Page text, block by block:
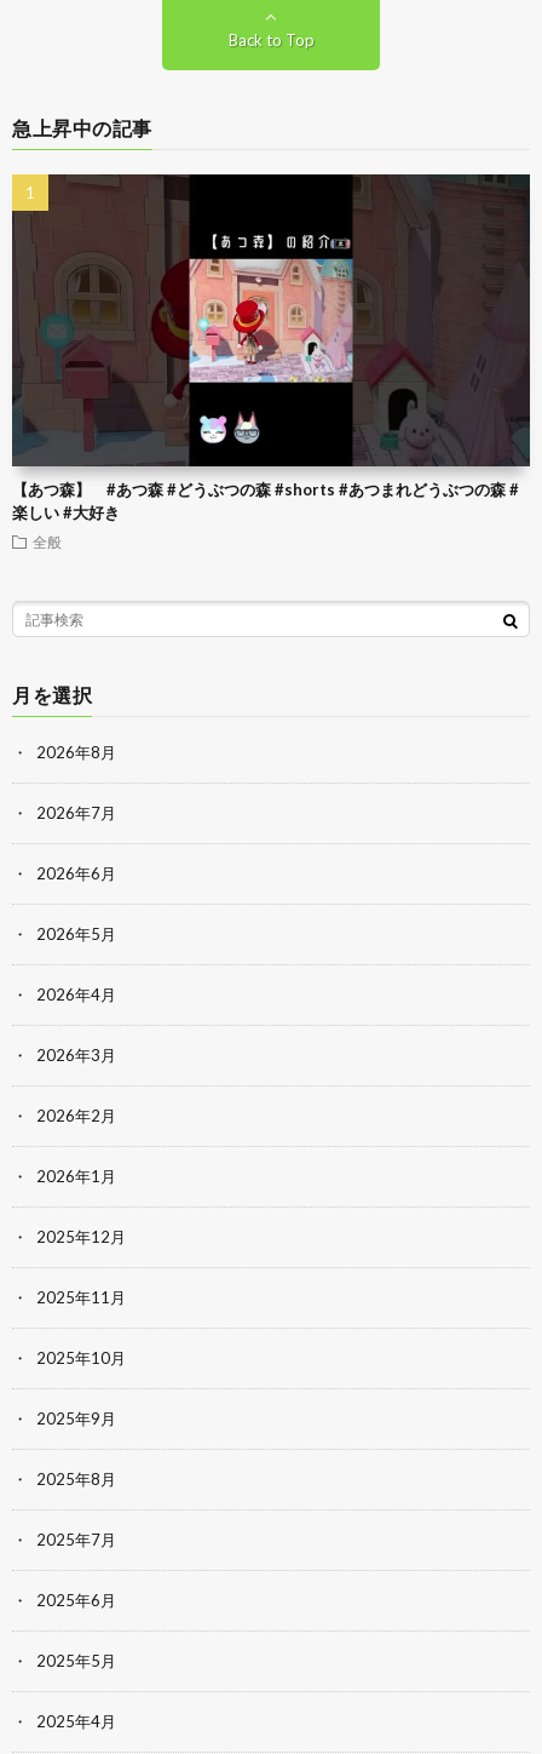
Back to Top
急上昇中の記事
【あつ森】 #あつ森 #どうぶつの森 #shorts #あつまれどうぶつの森 #
楽しい #大好き
全般
月を選択
2026年8月
2026年7月
2026年6月
2026年5月
2026年4月
2026年3月
2026年2月
2026年1月
2025年12月
2025年11月
2025年10月
2025年9月
2025年8月
2025年7月
2025年6月
2025年5月
2025年4月